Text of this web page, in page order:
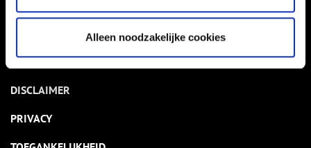
Alleen noodzakelijke cookies
NIEUWSBRIEF
DISCLAIMER
PRIVACY